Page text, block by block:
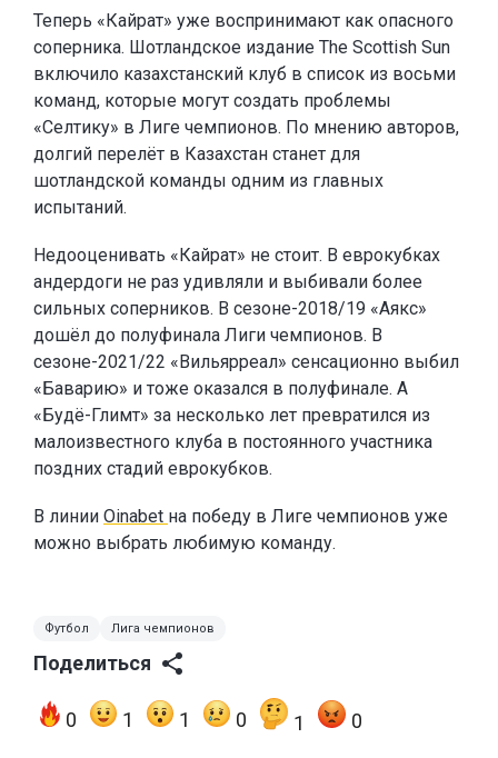
Теперь «Кайрат» уже воспринимают как опасного
соперника. Шотландское издание The Scottish Sun
включило казахстанский клуб в список из восьми
команд, которые могут создать проблемы
«Селтику» в Лиге чемпионов. По мнению авторов,
долгий перелёт в Казахстан станет для
шотландской команды одним из главных
испытаний.
Недооценивать «Кайрат» не стоит. В еврокубках
андердоги не раз удивляли и выбивали более
сильных соперников. В сезоне-2018/19 «Аякс»
дошёл до полуфинала Лиги чемпионов. В
сезоне-2021/22 «Вильярреал» сенсационно выбил
«Баварию» и тоже оказался в полуфинале. А
«Будё-Глимт» за несколько лет превратился из
малоизвестного клуба в постоянного участника
поздних стадий еврокубков.
В линии Oinabet на победу в Лиге чемпионов уже
можно выбрать любимую команду.
Футбол Лига чемпионов
Поделиться
0 1 1 0 1 0